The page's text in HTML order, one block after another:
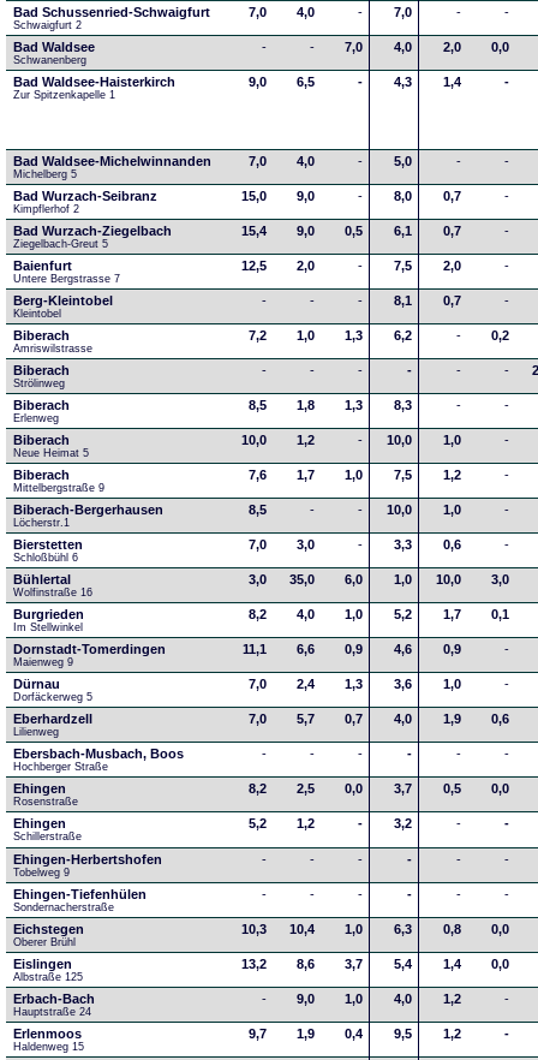
Bad Schussenried-Schwaigfurt
Schwaigfurt 2
7,0 4,0 - 7,0 - -
Bad Waldsee
Schwanenberg
- - 7,0 4,0 2,0 0,0
Bad Waldsee-Haisterkirch
Zur Spitzenkapelle 1
9,0 6,5 - 4,3 1,4 -
Bad Waldsee-Michelwinnanden
Michelberg 5
7,0 4,0 - 5,0 - -
Bad Wurzach-Seibranz
Kimpflerhof 2
15,0 9,0 - 8,0 0,7 -
Bad Wurzach-Ziegelbach
Ziegelbach-Greut 5
15,4 9,0 0,5 6,1 0,7 -
Baienfurt
Untere Bergstrasse 7
12,5 2,0 - 7,5 2,0 -
Berg-Kleintobel
Kleintobel
- - - 8,1 0,7 -
Biberach
Amriswilstrasse
7,2 1,0 1,3 6,2 - 0,2
Biberach
Strölinweg
- - - - - -
Biberach
Erlenweg
8,5 1,8 1,3 8,3 - -
Biberach
Neue Heimat 5
10,0 1,2 - 10,0 1,0 -
Biberach
Mittelbergstraße 9
7,6 1,7 1,0 7,5 1,2 -
Biberach-Bergerhausen
Löcherstr.1
8,5 - - 10,0 1,0 -
Bierstetten
Schloßbühl 6
7,0 3,0 - 3,3 0,6 -
Bühlertal
Wolfinstraße 16
3,0 35,0 6,0 1,0 10,0 3,0
Burgrieden
Im Stellwinkel
8,2 4,0 1,0 5,2 1,7 0,1
Dornstadt-Tomerdingen
Maienweg 9
11,1 6,6 0,9 4,6 0,9 -
Dürnau
Dorfäckerweg 5
7,0 2,4 1,3 3,6 1,0 -
Eberhardzell
Lilienweg
7,0 5,7 0,7 4,0 1,9 0,6
Ebersbach-Musbach, Boos
Hochberger Straße
- - - - - -
Ehingen
Rosenstraße
8,2 2,5 0,0 3,7 0,5 0,0
Ehingen
Schillerstraße
5,2 1,2 - 3,2 - -
Ehingen-Herbertshofen
Tobelweg 9
- - - - - -
Ehingen-Tiefenhülen
Sondernacherstraße
- - - - - -
Eichstegen
Oberer Brühl
10,3 10,4 1,0 6,3 0,8 0,0
Eislingen
Albstraße 125
13,2 8,6 3,7 5,4 1,4 0,0
Erbach-Bach
Hauptstraße 24
- 9,0 1,0 4,0 1,2 -
Erlenmoos
Haldenweg 15
9,7 1,9 0,4 9,5 1,2 -